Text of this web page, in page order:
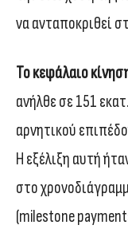
να ανταποκριθεί
Το κεφάλαιο
ανήλθε σε 151
αρνητικού
Η εξέλιξη αυτή
στο
(milestone